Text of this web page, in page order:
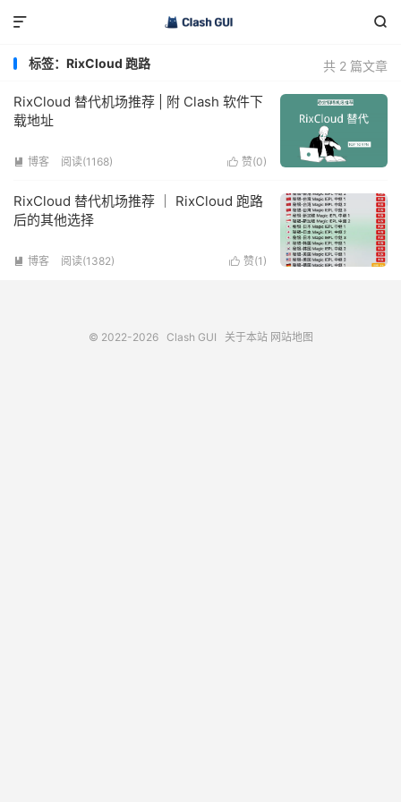


共 2 篇文章
标签：RixCloud 跑路
RixCloud 替代机场推荐 | 附 Clash 软件下
载地址
 赞(0)
 博客 阅读(1168)
RixCloud 替代机场推荐 ｜ RixCloud 跑路
后的其他选择
 赞(1 )
 博客 阅读(1382)
© 2022-2026 Clash GUI 关于本站 网站地图